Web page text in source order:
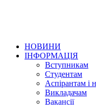
НОВИНИ
ІНФОРМАЦІЯ
Вступникам
Студентам
Аспірантам і
Викладачам
Вакансії